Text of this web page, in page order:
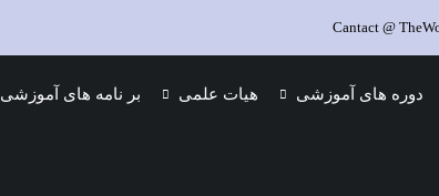
Cantact @
دوره های آموزشی هیات علمی بر نامه های آموزشی